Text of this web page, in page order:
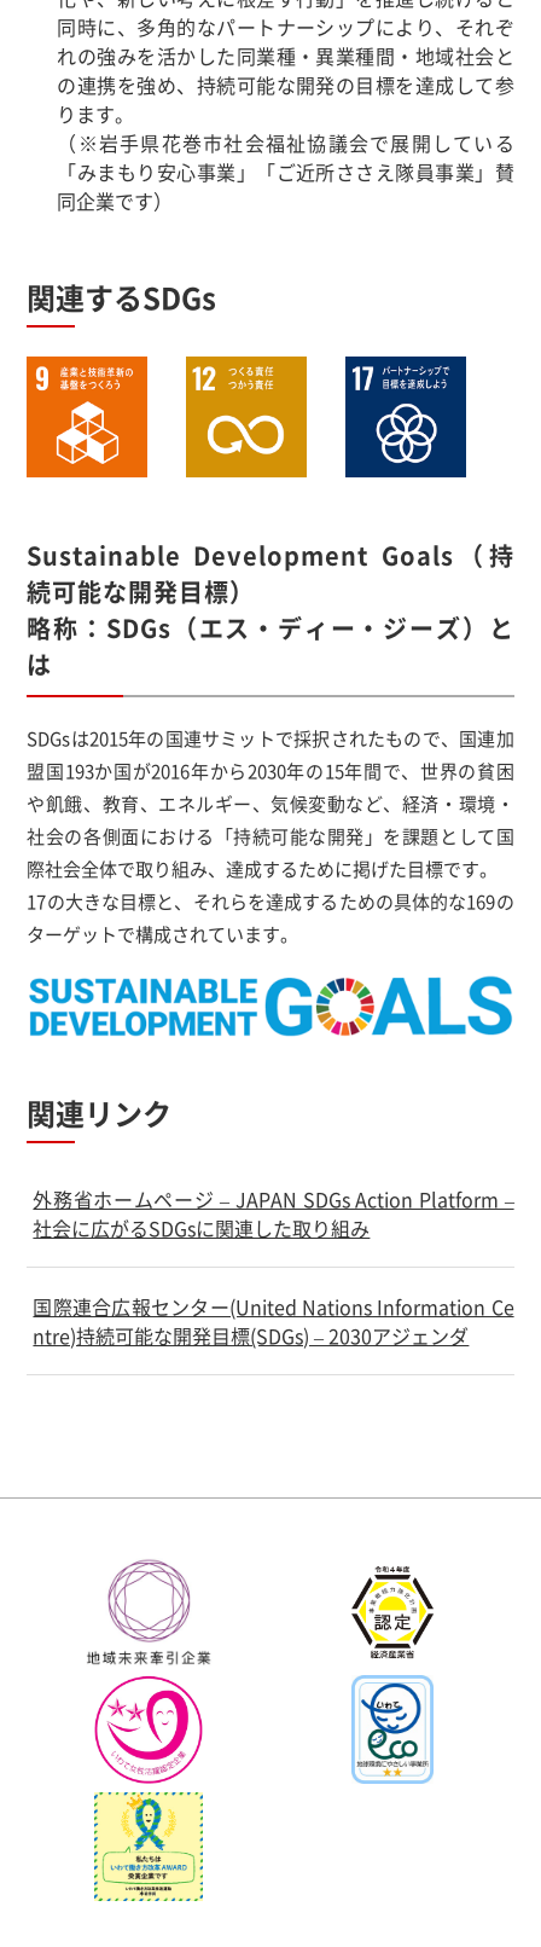
同時に、多角的なパートナーシップにより、それぞ
れの強みを活かした同業種・異業種間・地域社会と
の連携を強め、持続可能な開発の目標を達成して参
ります。
（※岩手県花巻市社会福祉協議会で展開している
「みまもり安心事業」「ご近所ささえ隊員事業」賛
同企業です）
関連するSDGs
Sustainable Development Goals（持
続可能な開発目標）
略称：SDGs（エス・ディー・ジーズ）と
は
SDGsは2015年の国連サミットで採択されたもので、国連加
盟国193か国が2016年から2030年の15年間で、世界の貧困
や飢餓、教育、エネルギー、気候変動など、経済・環境・
社会の各側面における「持続可能な開発」を課題として国
際社会全体で取り組み、達成するために掲げた目標です。
17の大きな目標と、それらを達成するための具体的な169の
ターゲットで構成されています。
関連リンク
外務省ホームページ – JAPAN SDGs Action Platform –
社会に広がるSDGsに関連した取り組み
国際連合広報センター(United Nations Information Ce
ntre)持続可能な開発目標(SDGs) – 2030アジェンダ